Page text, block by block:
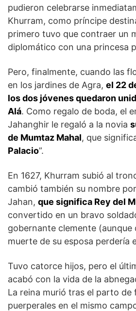
pudieron celebrarse
Khurram, como príncipe
primero tuvo que contraer un
diplomático con una princesa
Pero, finalmente, cuando las
en los jardines de Agra, el 22
los dos jóvenes quedaron
Alá. Como regalo de boda, el
Jahanghir le regaló a la novia
de Mumtaz Mahal, que
Palacio”.
En 1627, Khurram subió al
cambió también su nombre
Jahan, que significa Rey del
convertido en un bravo
gobernante clemente (aunque
muerte de su esposa perdería
Tuvo catorce hijos, pero el
acabó con la vida de la
La reina murió tras el parto de
puerperales en el mismo